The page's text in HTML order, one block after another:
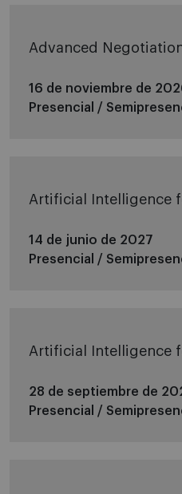
Advanced
16 de noviembre de
Presencial /
Artificial Intelligence
14 de junio de 2027
Presencial /
Artificial Intelligence
28 de septiembre de
Presencial /